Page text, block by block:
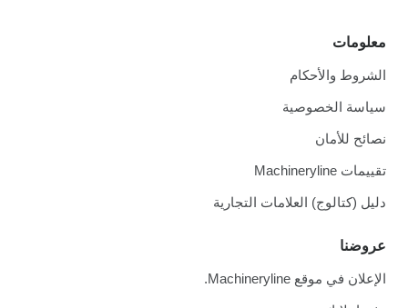
معلومات
الشروط والأحكام
سياسة الخصوصية
نصائح للأمان
تقييمات Machineryline
دليل (كتالوج) العلامات التجارية
عروضنا
الإعلان في موقع Machineryline.